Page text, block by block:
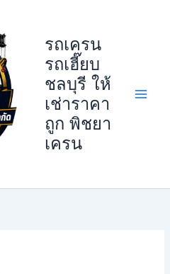
รถเครน
รถเฮี๊ยบ
ชลบุรี ให้
เช่าราคา
ถูก พิชยา
เครน